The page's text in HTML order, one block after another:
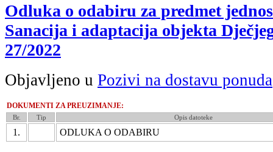
Odluka o odabiru za predmet
Sanacija i adaptacija objekta
27/2022
Objavljeno u Pozivi na dostavu ponuda
DOKUMENTI ZA PREUZIMANJE:
Br. Tip Opis datoteke
1. ODLUKA O ODABIRU